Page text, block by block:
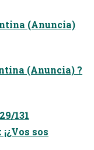
(Anuncia)
(Anuncia) ?
131
sos